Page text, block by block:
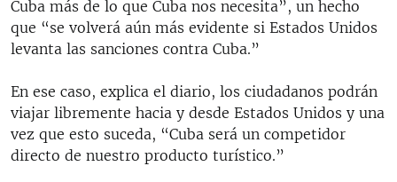
Cuba más de lo que Cuba nos necesita”, un hecho
que “se volverá aún más evidente si Estados Unidos
levanta las sanciones contra Cuba.”
En ese caso, explica el diario, los ciudadanos podrán
viajar libremente hacia y desde Estados Unidos y una
vez que esto suceda, “Cuba será un competidor
directo de nuestro producto turístico.”